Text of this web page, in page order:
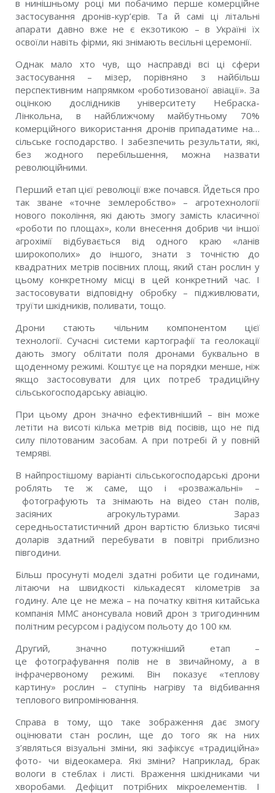
в нинішньому році ми побачимо перше комерційне
застосування дронів-кур’єрів. Та й самі ці літальні
апарати давно вже не є екзотикою – в Україні їх
освоїли навіть фірми, які знімають весільні церемонії.
Однак мало хто чув, що насправді всі ці сфери
застосування – мізер, порівняно з найбільш
перспективним напрямком «роботизованої авіації». За
оцінкою дослідників університету Небраска-
Лінкольна, в найближчому майбутньому 70%
комерційного використання дронів припадатиме на…
сільське господарство. І забезпечить результати, які,
без жодного перебільшення, можна назвати
революційними.
Перший етап цієї революції вже почався. Йдеться про
так зване «точне землеробство» – агротехнології
нового покоління, які дають змогу замість класичної
«роботи по площах», коли внесення добрив чи іншої
агрохімії відбувається від одного краю «ланів
широкополих» до іншого, знати з точністю до
квадратних метрів посівних площ, який стан рослин у
цьому конкретному місці в цей конкретний час. І
застосовувати відповідну обробку – підживлювати,
труїти шкідників, поливати, тощо.
Дрони стають чільним компонентом цієї
технології. Сучасні системи картографії та геолокації
дають змогу облітати поля дронами буквально в
щоденному режимі. Коштує це на порядки менше, ніж
якщо застосовувати для цих потреб традиційну
сільськогосподарську авіацію.
При цьому дрон значно ефективніший – він може
летіти на висоті кілька метрів від посівів, що не під
силу пілотованим засобам. А при потребі й у повній
темряві.
В найпростішому варіанті сільськогосподарські дрони
роблять те ж саме, що і «розважальні» –
фотографують та знімають на відео стан полів,
засіяних агрокультурами. Зараз
середньостатистичний дрон вартістю близько тисячі
доларів здатний перебувати в повітрі приблизно
півгодини.
Більш просунуті моделі здатні робити це годинами,
літаючи на швидкості кількадесят кілометрів за
годину. Але це не межа – на початку квітня китайська
компанія MMC анонсувала новий дрон з тригодинним
політним ресурсом і радіусом польоту до 100 км.
Другий, значно потужніший етап –
це фотографування полів не в звичайному, а в
інфрачервоному режимі. Він показує «теплову
картину» рослин – ступінь нагріву та відбивання
теплового випромінювання.
Справа в тому, що таке зображення дає змогу
оцінювати стан рослин, ще до того як на них
з’являться візуальні зміни, які зафіксує «традиційна»
фото- чи відеокамера. Які зміни? Наприклад, брак
вологи в стеблах і листі. Враження шкідниками чи
хворобами. Дефіцит потрібних мікроелементів. І